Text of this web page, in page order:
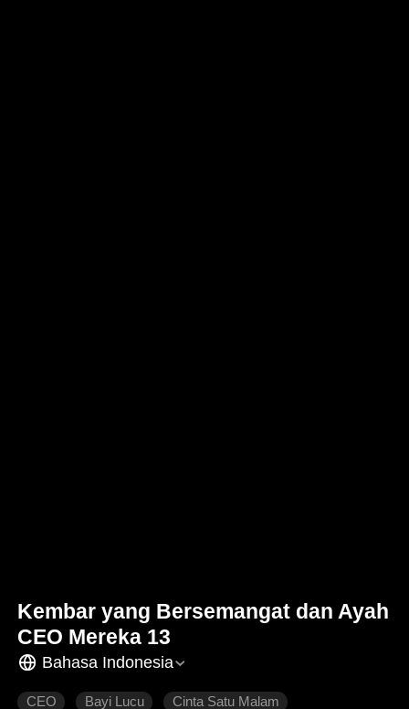
Kembar yang Bersemangat dan Ayah
CEO Mereka 13
Bahasa Indonesia
CEO Bayi Lucu Cinta Satu Malam